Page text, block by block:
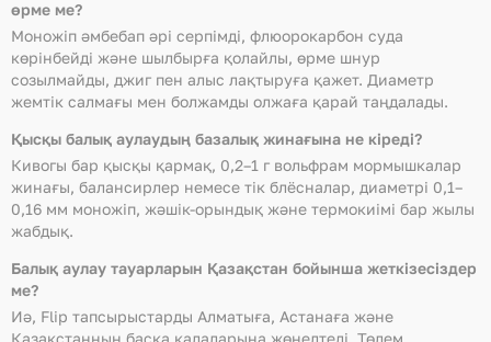
өрме ме?
Моножіп әмбебап әрі серпімді, флюорокарбон суда
көрінбейді және шылбырға қолайлы, өрме шнур
созылмайды, джиг пен алыс лақтыруға қажет. Диаметр
жемтік салмағы мен болжамды олжаға қарай таңдалады.
Қысқы балық аулаудың базалық жинағына не кіреді?
Кивогы бар қысқы қармақ, 0,2–1 г вольфрам мормышкалар
жинағы, балансирлер немесе тік блёсналар, диаметрі 0,1–
0,16 мм моножіп, жәшік-орындық және термокиімі бар жылы
жабдық.
Балық аулау тауарларын Қазақстан бойынша жеткізесіздер
ме?
Иә, Flip тапсырыстарды Алматыға, Астанаға және
Қазақстанның басқа қалаларына жөнелтеді. Төлем